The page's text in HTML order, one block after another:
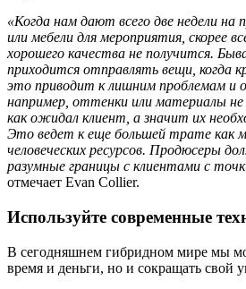
«Когда нам дают всего две недели на
или мебели для мероприятия, скорее
хорошего качества не получится.
приходится отправлять вещи, когда
это приводит к лишним проблемам и
например, оттенки или материалы
как ожидал клиент, а значит их
Это ведет к еще большей трате как
человеческих ресурсов. Продюсеры
разумные границы с клиентами с
отмечает Evan Collier.
Используйте современные
В сегодняшнем гибридном мире мы
время и деньги, но и сокращать свой